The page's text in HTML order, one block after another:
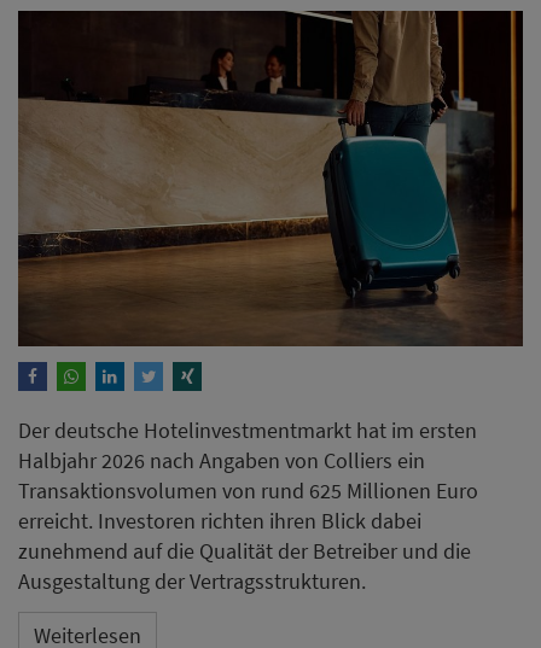
Der deutsche Hotelinvestmentmarkt hat im ersten
Halbjahr 2026 nach Angaben von Colliers ein
Transaktionsvolumen von rund 625 Millionen Euro
erreicht. Investoren richten ihren Blick dabei
zunehmend auf die Qualität der Betreiber und die
Ausgestaltung der Vertragsstrukturen.
Weiterlesen